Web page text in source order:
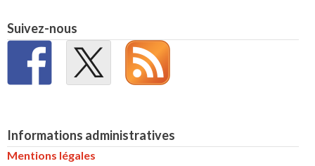
Suivez-nous
Informations administratives
Mentions légales